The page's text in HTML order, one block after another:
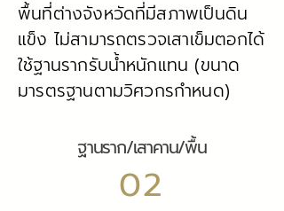
พื้นที่ต่างจังหวัดที่มีสภาพเป็นดิน
แข็ง ไม่สามารถตรวจเสาเข็มตอกได้
ใช้ฐานรากรับน้ำหนักแทน (ขนาด
มารตรฐานตามวิศวกรกำหนด)
ฐานราก/เสาคาน/พื้น
02